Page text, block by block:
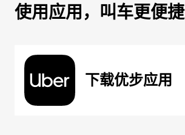
使用应用，叫车更便捷
下载优步应用